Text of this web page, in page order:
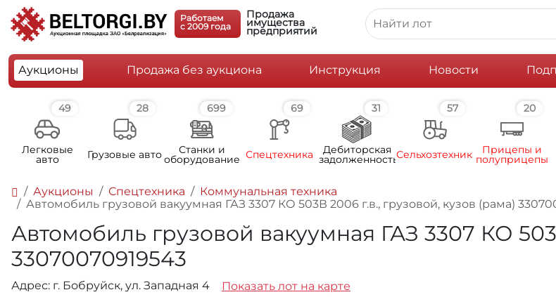
Работаем
c 2009 года
Продажа
имущества
предприятий
Аукционы Продажа без аукциона Инструкция Новости
49
Легковые
авто
28
Грузовые авто
699
Станки и
оборудование
69
Спецтехника
31
Дебиторская
задолженность
57
Сельхозтехника
20
Прицепы и
полуприцепы
Аукционы Спецтехника
Коммунальная техника
Автомобиль грузовой вакуумная ГАЗ 3307 КО 503В 2006 г.в., грузовой, кузов (рама)
Автомобиль грузовой вакуумная ГАЗ 3307 КО
33070070919543
Адрес: г. Бобруйск, ул. Западная 4 Показать лот на карте